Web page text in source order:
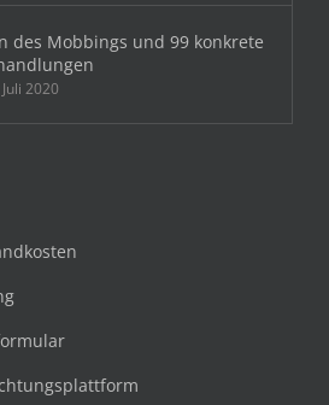
des Mobbings und 99 konkrete
2020